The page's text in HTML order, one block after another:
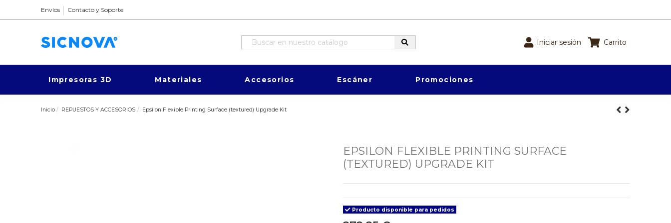
Envíos Contacto y Soporte
Iniciar sesión Carrito
Impresoras 3D Materiales Accesorios Escáner Promociones
Inicio REPUESTOS Y ACCESORIOS Epsilon Flexible Printing Surface (textured) Upgrade Kit
EPSILON FLEXIBLE PRINTING SURFACE
(TEXTURED) UPGRADE KIT
Producto disponible para pedidos